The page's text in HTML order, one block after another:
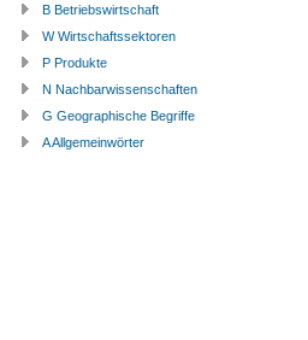
B Betriebswirtschaft
W Wirtschaftssektoren
P Produkte
N Nachbarwissenschaften
G Geographische Begriffe
A Allgemeinwörter